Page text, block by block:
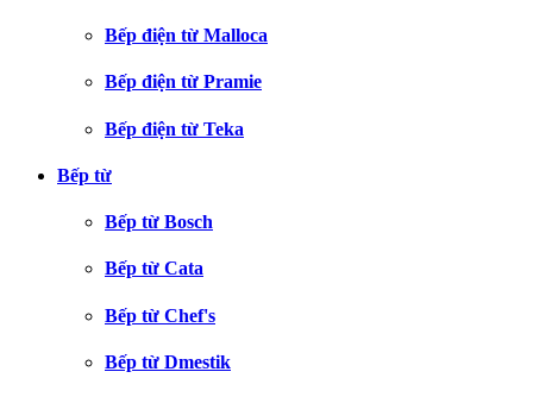
Bếp điện từ Malloca
Bếp điện từ Pramie
Bếp điện từ Teka
Bếp từ
Bếp từ Bosch
Bếp từ Cata
Bếp từ Chef's
Bếp từ Dmestik